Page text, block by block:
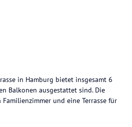
in Hamburg bietet insgesamt 6
Balkonen ausgestattet sind. Die
und eine Terrasse für